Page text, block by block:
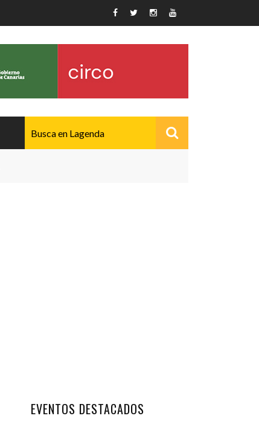
EVENTOS DESTACADOS